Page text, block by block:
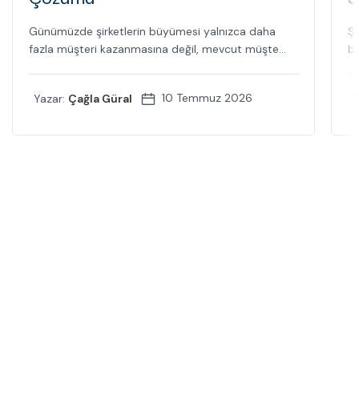
Günümüzde şirketlerin büyümesi yalnızca daha
fazla müşteri kazanmasına değil, mevcut müşte...
Yazar: Çağla Güral 10 Temmuz 2026